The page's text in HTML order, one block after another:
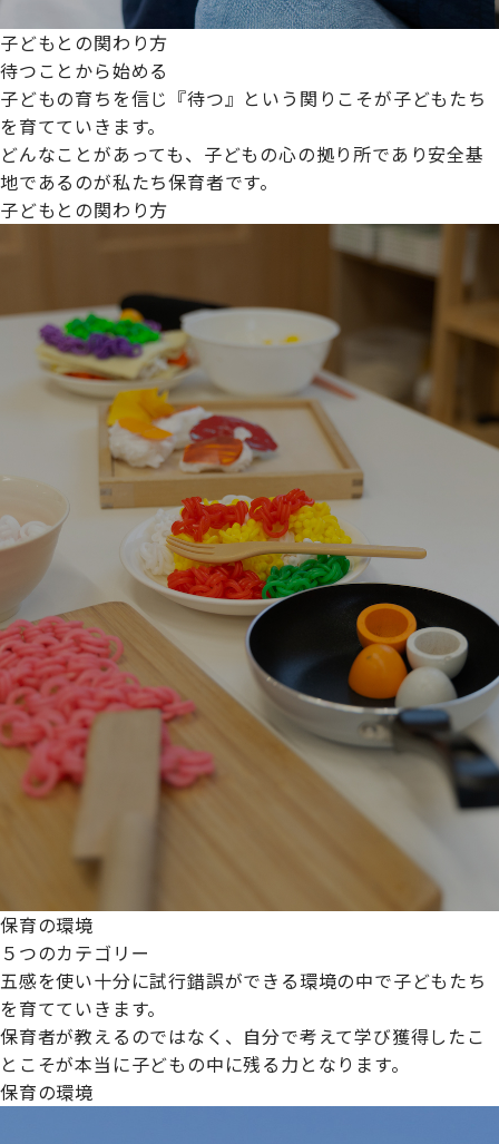
子どもとの関わり方
待つことから始める
子どもの育ちを信じ『待つ』という関りこそが子どもたち
を育てていきます。
どんなことがあっても、子どもの心の拠り所であり安全基
地であるのが私たち保育者です。
子どもとの関わり方
保育の環境
５つのカテゴリー
五感を使い十分に試行錯誤ができる環境の中で子どもたち
を育てていきます。
保育者が教えるのではなく、自分で考えて学び獲得したこ
とこそが本当に子どもの中に残る力となります。
保育の環境